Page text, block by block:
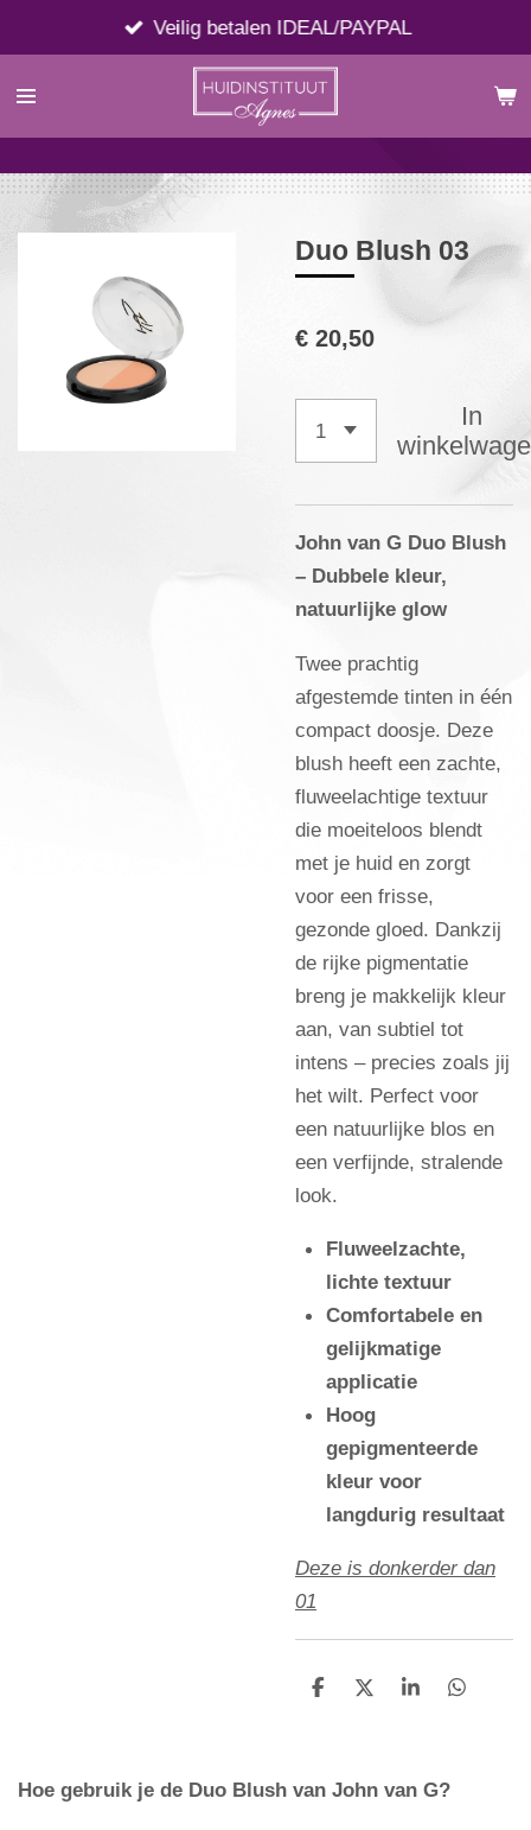
direct
naar
Veilig betalen IDEAL/PAYPAL
Duo Blush 03
€ 20,50
In
John van G Duo Blush
– Dubbele kleur,
natuurlijke glow
Twee prachtig
afgestemde tinten in één
compact doosje. Deze
blush heeft een zachte,
fluweelachtige textuur
die moeiteloos blendt
met je huid en zorgt
voor een frisse,
gezonde gloed. Dankzij
de rijke pigmentatie
breng je makkelijk kleur
aan, van subtiel tot
intens – precies zoals jij
het wilt. Perfect voor
een natuurlijke blos en
een verfijnde, stralende
look.
Fluweelzachte,
lichte textuur
Comfortabele en
gelijkmatige
applicatie
Hoog
gepigmenteerde
kleur voor
langdurig resultaat
Deze is donkerder dan
01
D
n
D
S
e
D
Hoe gebruik je de Duo Blush van John van G?